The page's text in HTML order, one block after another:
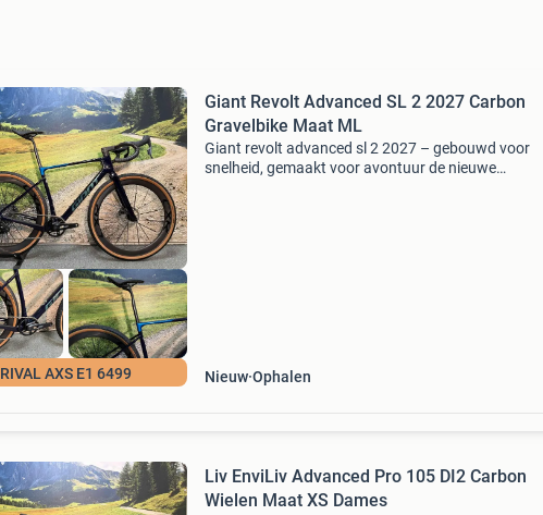
RIVAL AXS E1 6499
Giant Revolt Advanced SL 2 2027 Carbon
Gravelbike Maat ML
Giant revolt advanced sl 2 2027 – gebouwd voor
snelheid, gemaakt voor avontuur de nieuwe
Nieuw Ophalen
Liv EnviLiv Advanced Pro 105 DI2 Carbon
Wielen Maat XS Dames